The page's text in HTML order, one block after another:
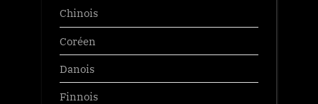
Chinois
Coréen
Danois
Finnois